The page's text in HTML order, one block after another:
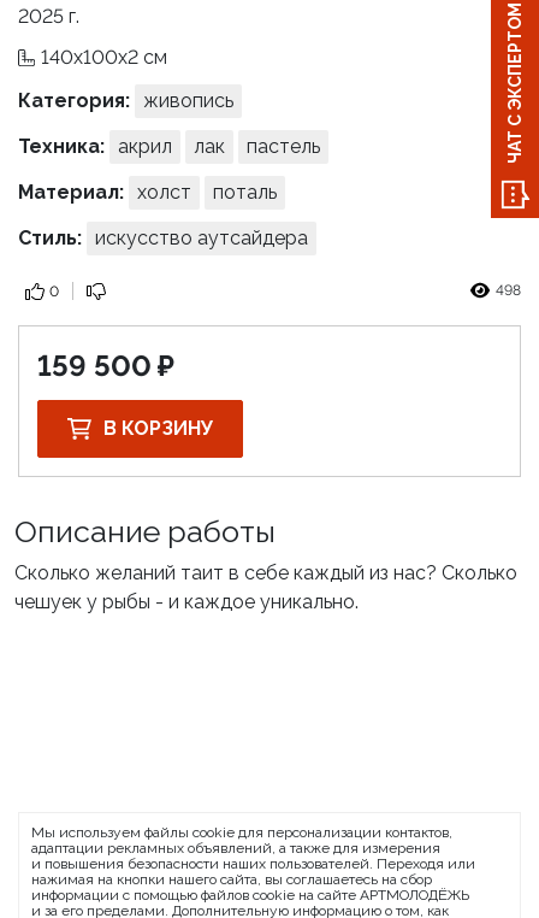
2025 г.
140x100x2 см
Категория:
живопись
Техника:
акрил лак
пастель
Материал: холст
поталь
Стиль: искусство аутсайдера
0 498
159 500
В КОРЗИНУ
Описание работы
Сколько желаний таит в себе каждый из нас? Сколько
чешуек у рыбы - и каждое уникально.
О проекте FAQ
Банковские реквизиты
Сообщить о баге
© 2026 АРТМОЛОДЁЖЬ
ЧАТ С ЭКСПЕРТОМ
Мы используем файлы cookie для персонализации контактов,
адаптации рекламных объявлений, а также для измерения
и повышения безопасности наших пользователей. Переходя или
нажимая на кнопки нашего сайта, вы соглашаетесь на сбор
информации с помощью файлов cookie на сайте АРТМОЛОДЁЖЬ
и за его пределами. Дополнительную информацию о том, как